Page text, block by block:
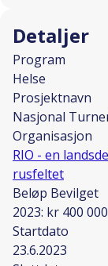
Detaljer
Program
Helse
Prosjektnavn
Nasjonal
Organisasjon
RIO - en
rusfeltet
Beløp Bevilget
2023: kr 400 000
Startdato
23.6.2023